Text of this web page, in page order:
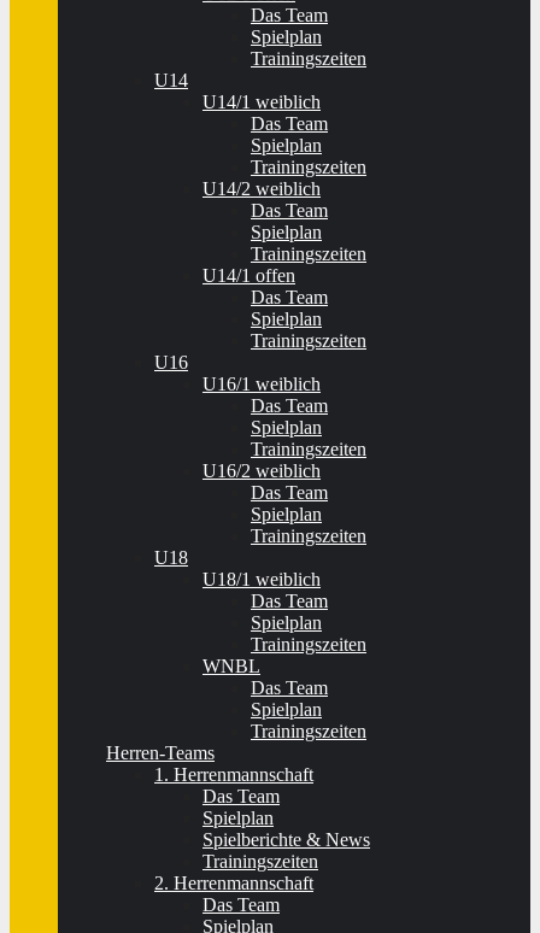
Das Team
Spielplan
Trainingszeiten
U14
U14/1 weiblich
Das Team
Spielplan
Trainingszeiten
U14/2 weiblich
Das Team
Spielplan
Trainingszeiten
U14/1 offen
Das Team
Spielplan
Trainingszeiten
U16
U16/1 weiblich
Das Team
Spielplan
Trainingszeiten
U16/2 weiblich
Das Team
Spielplan
Trainingszeiten
U18
U18/1 weiblich
Das Team
Spielplan
Trainingszeiten
WNBL
Das Team
Spielplan
Trainingszeiten
Herren-Teams
1. Herrenmannschaft
Das Team
Spielplan
Spielberichte & News
Trainingszeiten
2. Herrenmannschaft
Das Team
Spielplan